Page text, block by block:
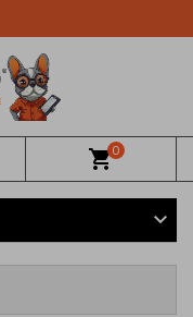
shopping_cart0